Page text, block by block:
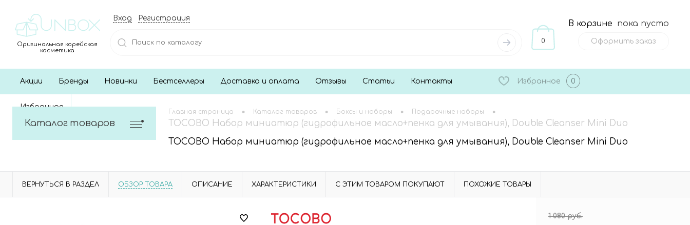
Оригинальная корейская
косметика
Вход Регистрация
0
В корзине пока пусто
Оформить заказ
Акции Бренды Новинки Бестселлеры Доставка и оплата Отзывы Статьи Контакты
Избранное
Избранное 0
Каталог товаров
Главная страница • Каталог товаров • Боксы и наборы • Подарочные наборы •
TOCOBO Набор миниатюр (гидрофильное масло+пенка для умывания), Double Cleanser Mini Duo
TOCOBO Набор миниатюр (гидрофильное масло+пенка для умывания), Double Cleanser Mini Duo
ВЕРНУТЬСЯ В РАЗДЕЛ ОБЗОР ТОВАРА ОПИСАНИЕ ХАРАКТЕРИСТИКИ С ЭТИМ ТОВАРОМ ПОКУПАЮТ ПОХОЖИЕ ТОВАРЫ
1 080 руб.